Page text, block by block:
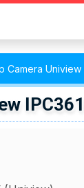
Camera Uniview